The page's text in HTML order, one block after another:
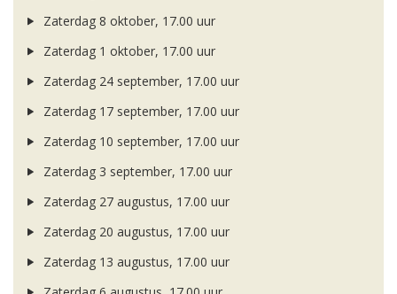
Zaterdag 8 oktober, 17.00 uur
Zaterdag 1 oktober, 17.00 uur
Zaterdag 24 september, 17.00 uur
Zaterdag 17 september, 17.00 uur
Zaterdag 10 september, 17.00 uur
Zaterdag 3 september, 17.00 uur
Zaterdag 27 augustus, 17.00 uur
Zaterdag 20 augustus, 17.00 uur
Zaterdag 13 augustus, 17.00 uur